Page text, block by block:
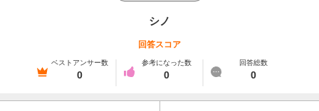
シノ
回答スコア
ベストアンサー数
0
参考になった数
0
回答総数
0